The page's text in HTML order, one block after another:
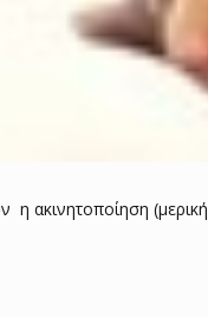
ακινητοποίηση